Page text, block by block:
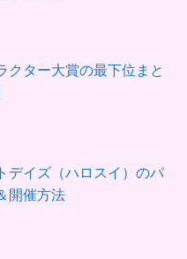
クター大賞の最下位まと
デイズ（ハロスイ）のパ
開催方法